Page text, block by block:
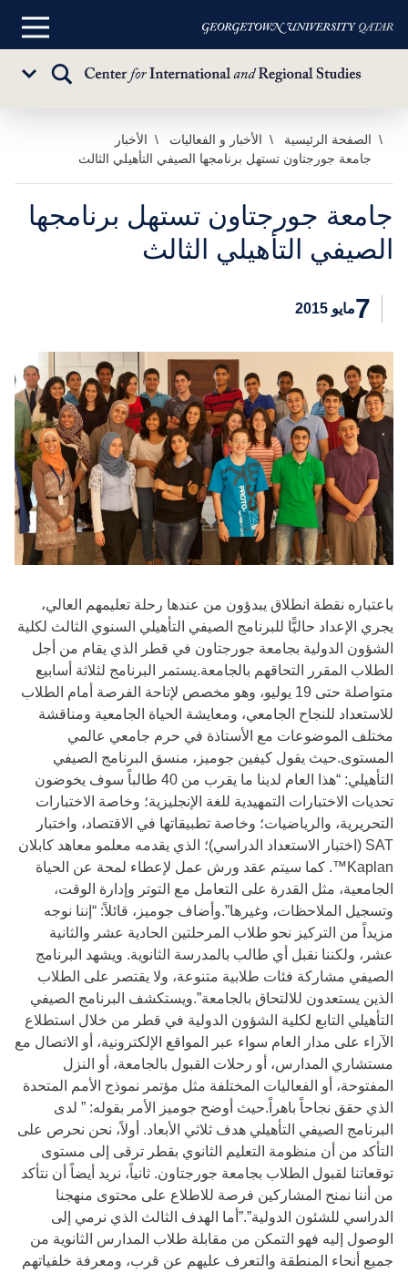
تخطي
المحتوى
الرئيسي
القائمة
تبديل
الصفحة الرئيسية الأخبار و الفعاليات
الأخبار
جامعة جورجتاون تستهل برنامجها الصيفي التأهيلي الثالث
جامعة جورجتاون تستهل برنامجها
الصيفي التأهيلي الثالث
7مايو 2015
باعتباره نقطة انطلاق يبدؤون من عندها رحلة تعليمهم العالي،
يجري الإعداد حاليًّا للبرنامج الصيفي التأهيلي السنوي الثالث لكلية
الشؤون الدولية بجامعة جورجتاون في قطر الذي يقام من أجل
الطلاب المقرر التحاقهم بالجامعة.يستمر البرنامج لثلاثة أسابيع
متواصلة حتى 19 يوليو، وهو مخصص لإتاحة الفرصة أمام الطلاب
للاستعداد للنجاح الجامعي، ومعايشة الحياة الجامعية ومناقشة
مختلف الموضوعات مع الأستاذة في حرم جامعي عالمي
المستوى.حيث يقول كيفين جوميز، منسق البرنامج الصيفي
التأهيلي: “هذا العام لدينا ما يقرب من 40 طالباً سوف يخوضون
تحديات الاختبارات التمهيدية للغة الإنجليزية؛ وخاصة الاختبارات
التحريرية، والرياضيات؛ وخاصة تطبيقاتها في الاقتصاد، واختبار
SAT (اختبار الاستعداد الدراسي)؛ الذي يقدمه معلمو معاهد كابلان
Kaplan™. كما سيتم عقد ورش عمل لإعطاء لمحة عن الحياة
الجامعية، مثل القدرة على التعامل مع التوتر وإدارة الوقت،
وتسجيل الملاحظات، وغيرها”.وأضاف جوميز، قائلاً: “إننا نوجه
مزيداً من التركيز نحو طلاب المرحلتين الحادية عشر والثانية
عشر، ولكننا نقبل أي طالب بالمدرسة الثانوية. ويشهد البرنامج
الصيفي مشاركة فئات طلابية متنوعة، ولا يقتصر على الطلاب
الذين يستعدون للالتحاق بالجامعة”.ويستكشف البرنامج الصيفي
التأهيلي التابع لكلية الشؤون الدولية في قطر من خلال استطلاع
الآراء على مدار العام سواء عبر المواقع الإلكترونية، أو الاتصال مع
مستشاري المدارس، أو رحلات القبول بالجامعة، أو النزل
المفتوحة، أو الفعاليات المختلفة مثل مؤتمر نموذج الأمم المتحدة
الذي حقق نجاحاً باهراً.حيث أوضح جوميز الأمر بقوله: ” لدى
البرنامج الصيفي التأهيلي هدف ثلاثي الأبعاد. أولاً، نحن نحرص على
التأكد من أن منظومة التعليم الثانوي بقطر ترقى إلى مستوى
توقعاتنا لقبول الطلاب بجامعة جورجتاون. ثانياً، نريد أيضاً أن نتأكد
من أننا نمنح المشاركين فرصة للاطلاع على محتوى منهجنا
الدراسي للشئون الدولية”.”أما الهدف الثالث الذي نرمي إلى
الوصول إليه فهو التمكن من مقابلة طلاب المدارس الثانوية من
جميع أنحاء المنطقة والتعرف عليهم عن قرب، ومعرفة خلفياتهم